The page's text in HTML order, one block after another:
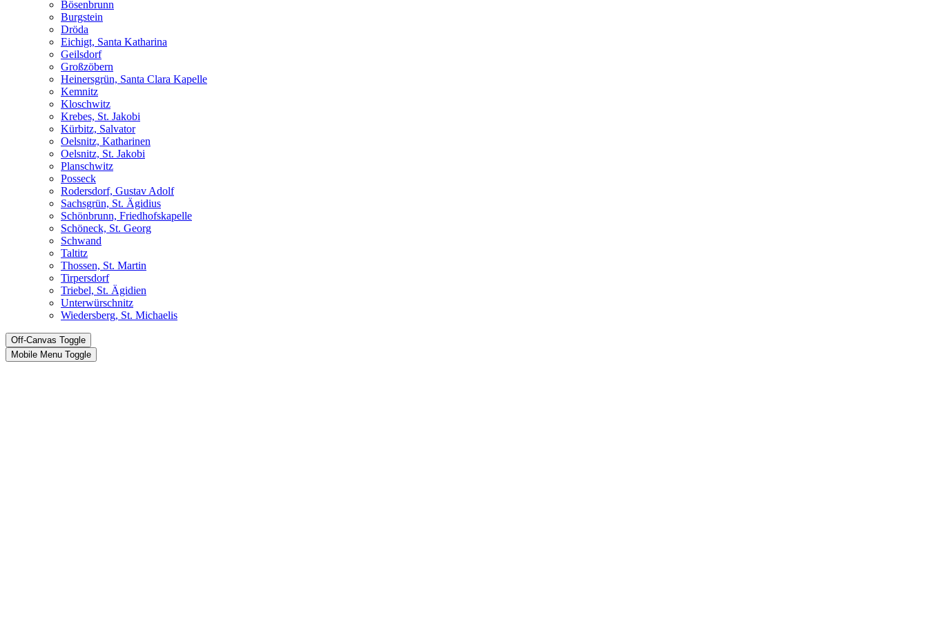
Bösenbrunn
Burgstein
Dröda
Eichigt, Santa Katharina
Geilsdorf
Großzöbern
Heinersgrün, Santa Clara Kapelle
Kemnitz
Kloschwitz
Krebes, St. Jakobi
Kürbitz, Salvator
Oelsnitz, Katharinen
Oelsnitz, St. Jakobi
Planschwitz
Posseck
Rodersdorf, Gustav Adolf
Sachsgrün, St. Ägidius
Schönbrunn, Friedhofskapelle
Schöneck, St. Georg
Schwand
Taltitz
Thossen, St. Martin
Tirpersdorf
Triebel, St. Ägidien
Unterwürschnitz
Wiedersberg, St. Michaelis
Off-Canvas Toggle
Mobile Menu Toggle